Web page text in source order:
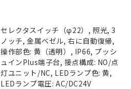
セレクタスイッチ（φ22）, 照光, 3
ノッチ, 金属ベゼル, 右に自動復帰,
操作部色: 黄（透明）, IP66, プッシ
ュインPlus端子台, 接点構成: NO/点
灯ユニット/NC, LEDランプ色: 黄,
LEDランプ電圧: AC/DC24V